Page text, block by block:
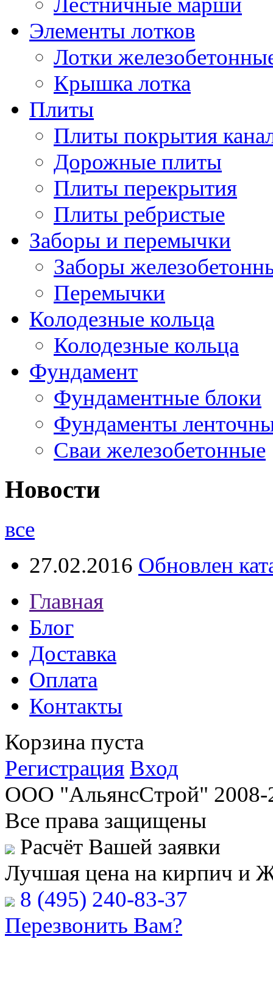
Элементы лотков
Лотки
Крышка лотка
Плиты
Плиты покрытия
Дорожные плиты
Плиты перекрытия
Плиты ребристые
Заборы и перемычки
Заборы
Перемычки
Колодезные кольца
Колодезные кольца
Фундамент
Фундаментные блоки
Фундаменты
Сваи железобетонные
Новости
все
27.02.2016 Обновлен
Главная
Блог
Доставка
Оплата
Контакты
Корзина пуста
Регистрация Вход
ООО "АльянсСтрой" 2008-
Все права защищены
Расчёт Вашей заявки
Лучшая цена на кирпич и
8 (495) 240-83-37
Перезвонить Вам?